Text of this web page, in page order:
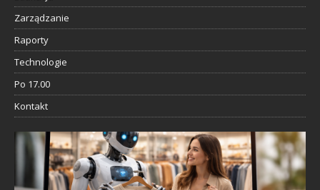
Zarządzanie
Raporty
Technologie
Po 17.00
Kontakt